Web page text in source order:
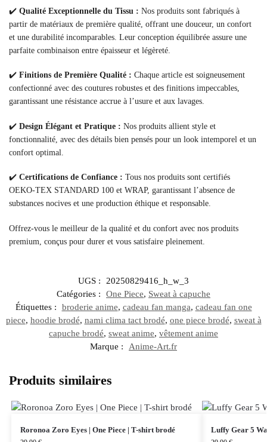
✔️ Qualité Exceptionnelle du Tissu : Nos produits sont fabriqués à
partir de matériaux de première qualité, offrant une douceur, un confort
et une durabilité incomparables. Leur conception équilibrée assure une
parfaite combinaison entre épaisseur et légèreté.
✔️ Finitions de Première Qualité : Chaque article est soigneusement
confectionné avec des coutures robustes et des finitions impeccables,
garantissant une résistance accrue à l’usure et aux lavages.
✔️ Design Élégant et Pratique : Nos produits allient style et
fonctionnalité, avec des détails bien pensés pour un look intemporel et un
confort optimal.
✔️ Certifications de Confiance : Tous nos produits sont certifiés
OEKO-TEX STANDARD 100 et WRAP, garantissant l’absence de
substances nocives et une production éthique et responsable.
Offrez-vous le meilleur de la qualité et du confort avec nos produits
premium, conçus pour durer et vous satisfaire pleinement.
UGS :
20250829416_h_w_3
Catégories :
One Piece, Sweat à capuche
Étiquettes :
broderie anime, cadeau fan manga, cadeau fan one
piece, hoodie brodé, nami clima tact brodé, one piece brodé, sweat à
capuche brodé, sweat anime, vêtement anime
Marque :
Anime-Art.fr
Produits similaires
Roronoa Zoro Eyes | One Piece | T-shirt brodé Luffy Gear 5